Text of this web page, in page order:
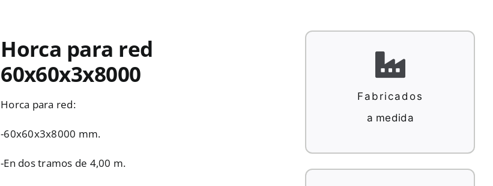
Horca para red
60x60x3x8000
Horca para red:
-60x60x3x8000 mm.
-En dos tramos de 4,00 m.
Fabricados
a medida